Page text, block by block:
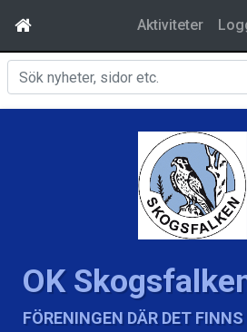
Aktiviteter
OK
FÖRENINGEN DÄR DET